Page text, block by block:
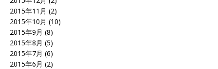
2015年11月 (2)
2015年10月 (10)
2015年9月 (8)
2015年8月 (5)
2015年7月 (6)
2015年6月 (2)